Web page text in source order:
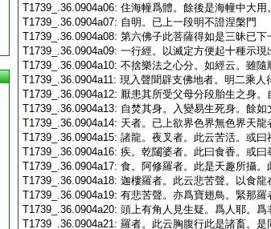
T1739_.36.0904a06: 住海幢爲體。餘後是海幢中大用
T1739_.36.0904a07: 自明。已上一段明不證涅槃門
T1739_.36.0904a08: 第六佛子此菩薩得如是三昧已下
T1739_.36.0904a09: 一行經。以滅定方便起十種示現
T1739_.36.0904a10: 不捨樂法之心分。如經云。雖隨
T1739_.36.0904a11: 現入聲聞辟支佛地者。明二乘人
T1739_.36.0904a12: 厭患其所受父母分段胎生之身。
T1739_.36.0904a13: 自焚其身。入變易生死身。餘如
T1739_.36.0904a14: 天者。已上欲界色界無色界天龍
T1739_.36.0904a15: 諸龍。夜叉者。此云苦活。或曰
T1739_.36.0904a16: 疾。乾闥婆者。此曰食香。或曰
T1739_.36.0904a17: 食。阿修羅者。此是天趣所攝。
T1739_.36.0904a18: 迦樓羅者。此云悲苦聲。以食龍
T1739_.36.0904a19: 有悲苦聲。亦爲寶翅鳥。緊那羅
T1739_.36.0904a20: 頭上有角人見生疑。爲人耶。爲
T1739_.36.0904a21: 羅者。此云胸腹行此是諸畜。是